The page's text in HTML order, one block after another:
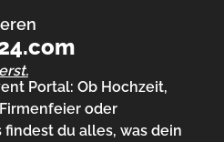
Portal: Ob Hochzeit,
oder
du alles, was dein